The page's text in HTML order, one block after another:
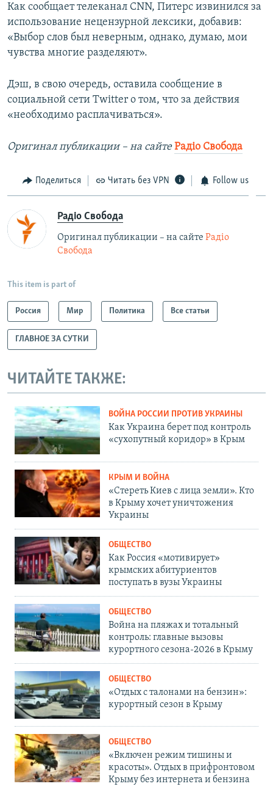
Как сообщает телеканал CNN, Питерс извинился за
использование нецензурной лексики, добавив:
«Выбор слов был неверным, однако, думаю, мои
чувства многие разделяют».
Дэш, в свою очередь, оставила сообщение в
социальной сети Twitter о том, что за действия
«необходимо расплачиваться».
Оригинал публикации – на сайтеРадіо Свобода
Поделиться Читать без VPN Follow us
Радіо Свобода
Оригинал публикации – на сайте Радіо
Свобода
This item is part of
Россия Мир Политика Все статьи
ГЛАВНОЕ ЗА СУТКИ
ЧИТАЙТЕ ТАКЖЕ:
ВОЙНА РОССИИ ПРОТИВ УКРАИНЫ
Как Украина берет под контроль
«сухопутный коридор» в Крым
КРЫМ И ВОЙНА
«Стереть Киев с лица земли». Кто
в Крыму хочет уничтожения
Украины
ОБЩЕСТВО
Как Россия «мотивирует»
крымских абитуриентов
поступать в вузы Украины
ОБЩЕСТВО
Война на пляжах и тотальный
контроль: главные вызовы
курортного сезона-2026 в Крыму
ОБЩЕСТВО
«Отдых с талонами на бензин»:
курортный сезон в Крыму
ОБЩЕСТВО
«Включен режим тишины и
красоты». Отдых в прифронтовом
Крыму без интернета и бензина